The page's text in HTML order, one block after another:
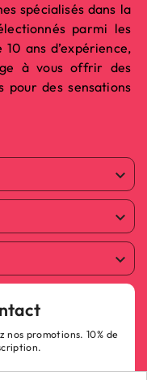
spécialisés dans la
parmi les
ans d’expérience,
à vous offrir des
pour des sensations



nos promotions. 10% de